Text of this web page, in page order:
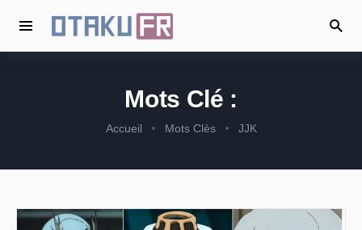
Mots Clé :
Accueil Mots Clès JJK